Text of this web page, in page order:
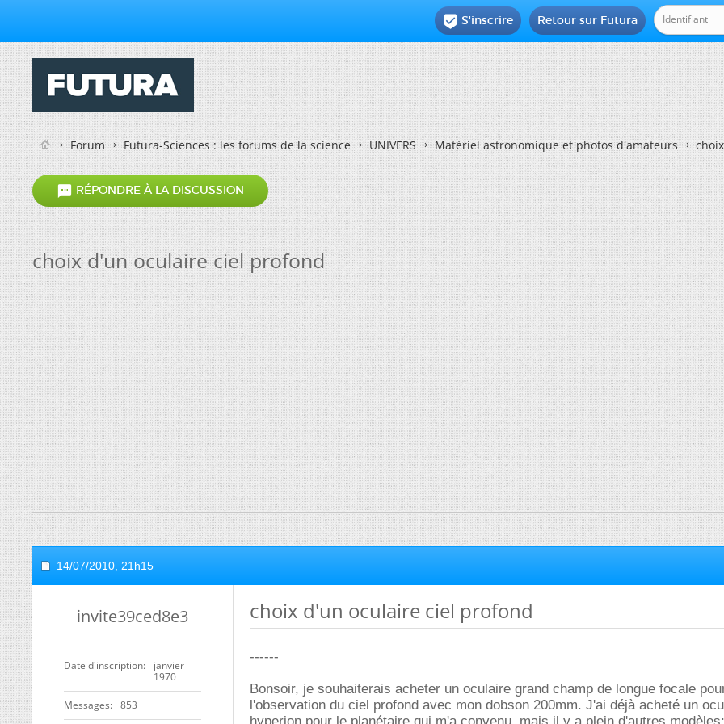
Retour sur Futura
 S'inscrire
Forum Futura-Sciences : les forums de la science UNIVERS Matériel astronomique et photos d'amateurs
 RÉPONDRE À LA DISCUSSION
choix d'un oculaire ciel profond
14/07/2010, 21h15
invite39ced8e3
Date d'inscription
janvier
1970
Messages 853
choix d'un oculaire ciel profond
------
Bonsoir, je souhaiterais acheter un oculaire grand champ de longue focale
l'observation du ciel profond avec mon dobson 200mm. J'ai déjà acheté un